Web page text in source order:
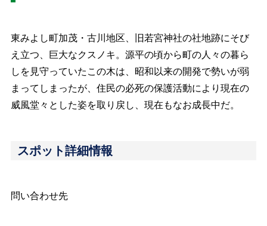
東みよし町加茂・古川地区、旧若宮神社の社地跡にそび
え立つ、巨大なクスノキ。源平の頃から町の人々の暮ら
しを見守っていたこの木は、昭和以来の開発で勢いが弱
まってしまったが、住民の必死の保護活動により現在の
威風堂々とした姿を取り戻し、現在もなお成長中だ。
スポット詳細情報
問い合わせ先